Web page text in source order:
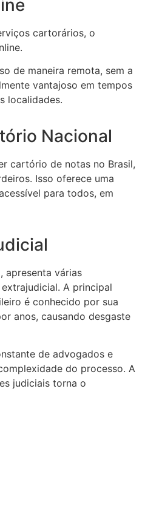
cartorários, o
de maneira remota, sem a
vantajoso em tempos
localidades.
Nacional
cartório de notas no Brasil,
Isso oferece uma
para todos, em
apresenta várias
A principal
é conhecido por sua
anos, causando desgaste
de advogados e
do processo. A
judiciais torna o